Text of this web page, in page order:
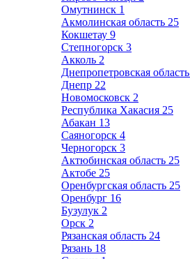
Омутнинск 1
Акмолинская область 25
Кокшетау 9
Степногорск 3
Акколь 2
Днепропетровская область
Днепр 22
Новомосковск 2
Республика Хакасия 25
Абакан 13
Саяногорск 4
Черногорск 3
Актюбинская область 25
Актобе 25
Оренбургская область 25
Оренбург 16
Бузулук 2
Орск 2
Рязанская область 24
Рязань 18